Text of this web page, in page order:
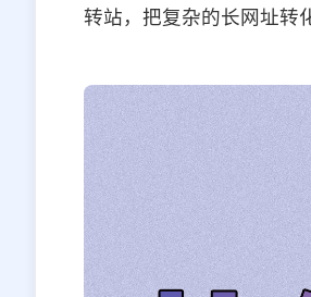
转站，把复杂的长网址转